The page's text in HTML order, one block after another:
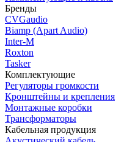
Бренды
CVGaudio
Biamp (Apart Audio)
Inter-M
Roxton
Tasker
Комплектующие
Регуляторы громкости
Кронштейны и крепления
Монтажные коробки
Трансформаторы
Кабельная продукция